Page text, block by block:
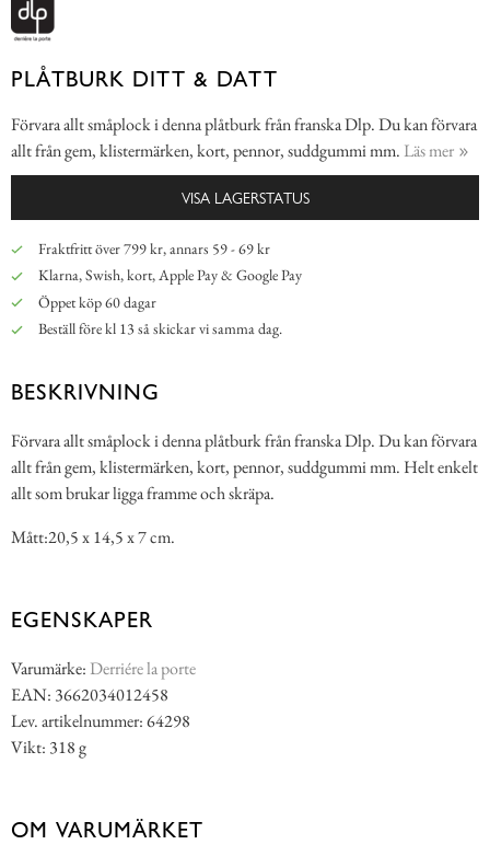
PLÅTBURK DITT & DATT
Förvara allt småplock i denna plåtburk från franska Dlp. Du kan förvara
allt från gem, klistermärken, kort, pennor, suddgummi mm. Läs mer
VISA LAGERSTATUS
Fraktfritt över 799 kr, annars 59 - 69 kr
Klarna, Swish, kort, Apple Pay & Google Pay
Öppet köp 60 dagar
Beställ före kl 13 så skickar vi samma dag.
BESKRIVNING
Förvara allt småplock i denna plåtburk från franska Dlp. Du kan förvara
allt från gem, klistermärken, kort, pennor, suddgummi mm. Helt enkelt
allt som brukar ligga framme och skräpa.
Mått:20,5 x 14,5 x 7 cm.
EGENSKAPER
Varumärke: Derriére la porte
EAN: 3662034012458
Lev. artikelnummer: 64298
Vikt: 318 g
OM VARUMÄRKET